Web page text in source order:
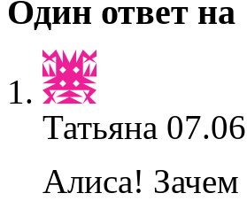
Один ответ
Татьяна
Алиса! Зачем